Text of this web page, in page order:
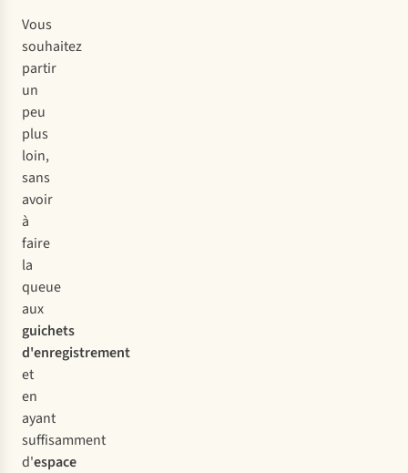
Vous
souhaitez
partir
un
peu
plus
loin,
sans
avoir
à
faire
la
queue
aux
guichets
d'enregistrement
et
en
ayant
suffisamment
d'espace